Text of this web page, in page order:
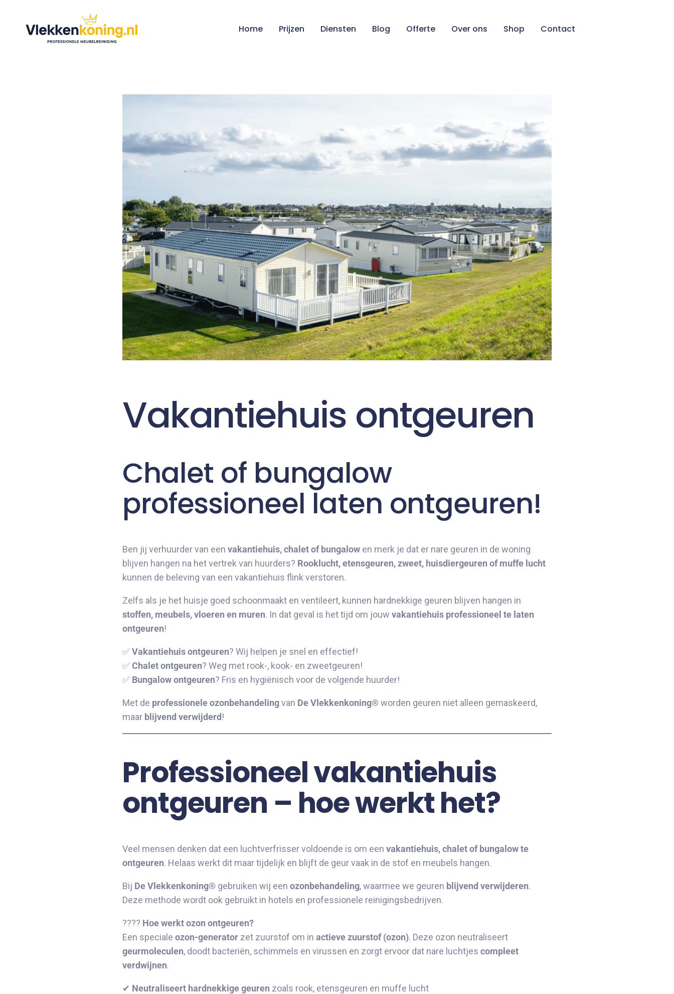
Home Prijzen Diensten Blog Offerte Over ons Shop Contact
Vakantiehuis ontgeuren
Chalet of bungalow
professioneel laten ontgeuren!
Ben jij verhuurder van een vakantiehuis, chalet of bungalow en merk je dat er nare geuren in de woning
blijven hangen na het vertrek van huurders? Rooklucht, etensgeuren, zweet, huisdiergeuren of muffe lucht
kunnen de beleving van een vakantiehuis flink verstoren.
Zelfs als je het huisje goed schoonmaakt en ventileert, kunnen hardnekkige geuren blijven hangen in
stoffen, meubels, vloeren en muren. In dat geval is het tijd om jouw vakantiehuis professioneel te laten
ontgeuren!
✅Vakantiehuis ontgeuren? Wij helpen je snel en effectief!
✅Chalet ontgeuren? Weg met rook-, kook- en zweetgeuren!
✅ Bungalow ontgeuren? Fris en hygiënisch voor de volgende huurder!
Met de professionele ozonbehandelingvan De Vlekkenkoning®worden geuren niet alleen gemaskeerd,
maar blijvend verwijderd!
Professioneel vakantiehuis
ontgeuren – hoe werkt het?
Veel mensen denken dat een luchtverfrisser voldoende is om een vakantiehuis, chalet of bungalow te
ontgeuren. Helaas werkt dit maar tijdelijk en blijft de geur vaak in de stof en meubels hangen.
Bij De Vlekkenkoning® gebruiken wij een ozonbehandeling, waarmee we geuren blijvend verwijderen.
Deze methode wordt ook gebruikt in hotels en professionele reinigingsbedrijven.
???? Hoe werkt ozon ontgeuren?
Een speciale ozon-generator zet zuurstof om in actieve zuurstof (ozon). Deze ozon neutraliseert
geurmoleculen, doodt bacteriën, schimmels en virussen en zorgt ervoor dat nare luchtjes compleet
verdwijnen.
✔ Neutraliseert hardnekkige geuren zoals rook, etensgeuren en muffe lucht